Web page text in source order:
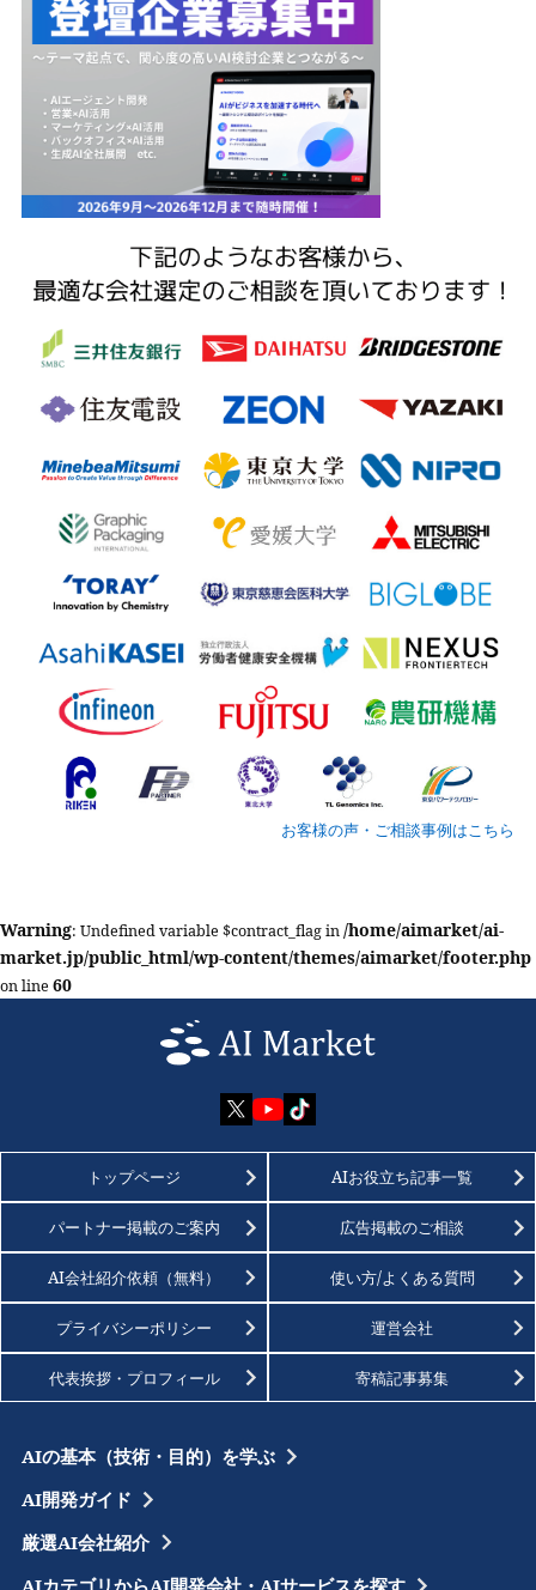
お客様の声・ご相談事例はこちら
Warning: Undefined variable $contract_flag in/home/aimarket/ai-
market.jp/public_html/wp-content/themes/aimarket/footer.php
on line 60
トップページ AIお役立ち記事一覧
パートナー掲載のご案内 広告掲載のご相談
AI会社紹介依頼（無料） 使い方/よくある質問
プライバシーポリシー 運営会社
代表挨拶・プロフィール 寄稿記事募集
AIの基本（技術・目的）を学ぶ
AI開発ガイド
厳選AI会社紹介
AIカテゴリからAI開発会社・AIサービスを探す